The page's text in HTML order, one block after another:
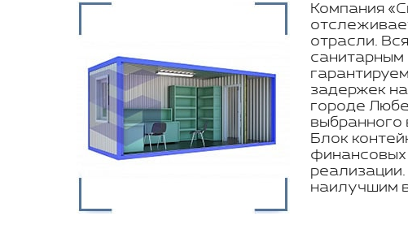
Компания
отрасли.
санитарным
задержек
городе
выбранного
Блок
финансовых
наилучшим